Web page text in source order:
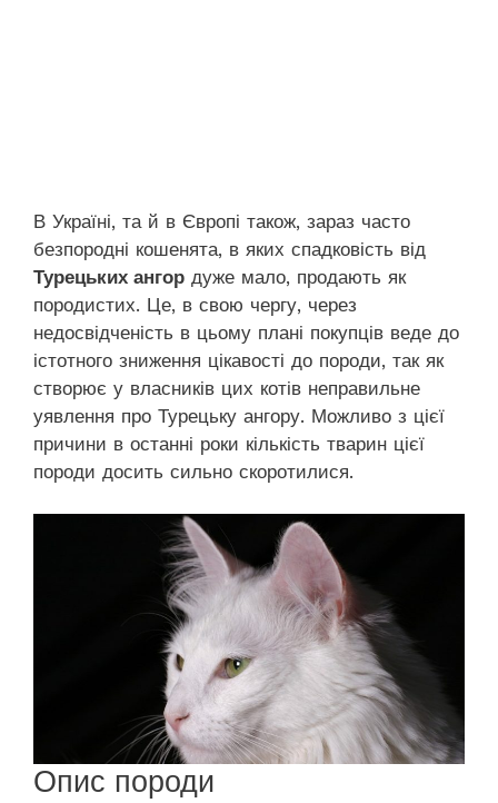
В Україні, та й в Європі також, зараз часто
безпородні кошенята, в яких спадковість від
Турецьких ангор дуже мало, продають як
породистих. Це, в свою чергу, через
недосвідченість в цьому плані покупців веде до
істотного зниження цікавості до породи, так як
створює у власників цих котів неправильне
уявлення про Турецьку ангору. Можливо з цієї
причини в останні роки кількість тварин цієї
породи досить сильно скоротилися.
Опис породи